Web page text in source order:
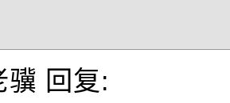
骥 回复: